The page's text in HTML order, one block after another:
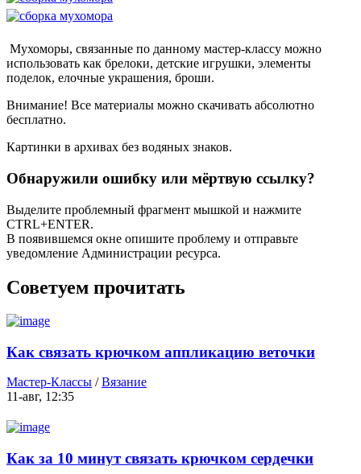
Мухоморы, связанные по данному мастер-классу можно
использовать как брелоки, детские игрушки, элементы
поделок, елочные украшения, броши.
Внимание! Все материалы можно скачивать абсолютно
бесплатно.
Картинки в архивах без водяных знаков.
Обнаружили ошибку или мёртвую ссылку?
Выделите проблемный фрагмент мышкой и нажмите
CTRL+ENTER.
В появившемся окне опишите проблему и отправьте
уведомление Администрации ресурса.
Советуем прочитать
Как связать крючком аппликацию веточки
Мастер-Классы /Вязание
11-авг, 12:35
Как за 10 минут связать крючком сердечки